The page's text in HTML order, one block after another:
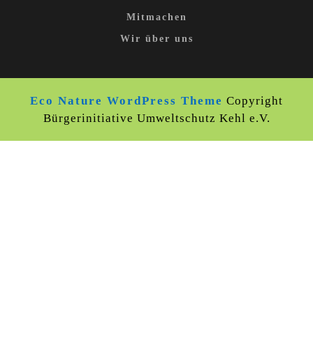
Mitmachen
Wir über uns
Eco Nature WordPress Theme Copyright
Bürgerinitiative Umweltschutz Kehl e.V.